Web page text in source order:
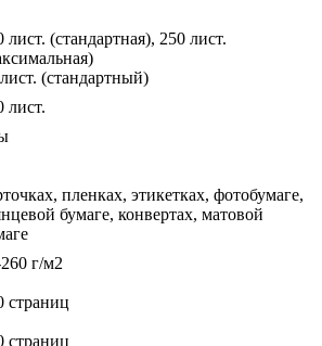
лист. (стандартная), 250 лист.
(стандартный)
лист.
пленках, этикетках, фотобумаге,
бумаге, конвертах, матовой
г/м2
страниц
страниц